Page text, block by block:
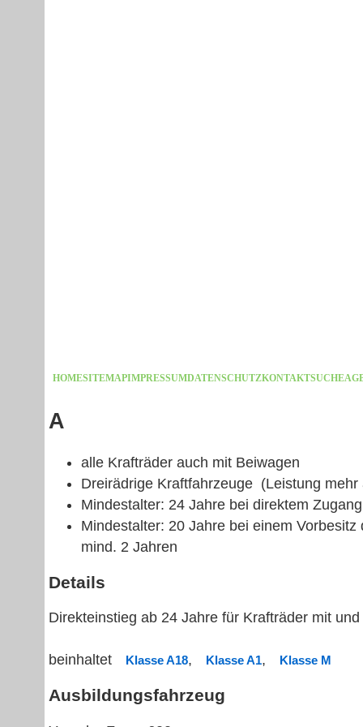
HOMESITEMAPIMPRESSUMDATENSCHUTZKONTAKTSUCHE
A
alle Krafträder auch mit Beiwagen
Dreirädrige Kraftfahrzeuge (Leistung mehr
Mindestalter: 24 Jahre bei direktem Zugang
Mindestalter: 20 Jahre bei einem Vorbesitz
mind. 2 Jahren
Details
Direkteinstieg ab 24 Jahre für Krafträder mit
beinhaltet Klasse A18, Klasse A1, Klasse M
Ausbildungsfahrzeug